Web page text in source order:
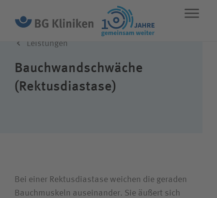
Leistungen
Leistungen
Bauch­wand­schwäche
(Rektus­diastase)
Bei einer Rektus­diastase weichen die geraden
Bauch­muskeln auseinander. Sie äußert sich